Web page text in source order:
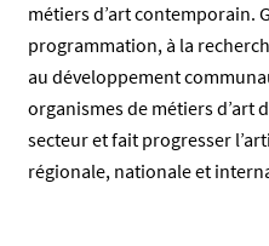
métiers d’art contemporain.
programmation, à la
au développement
organismes de métiers d’art
secteur et fait progresser
régionale, nationale et